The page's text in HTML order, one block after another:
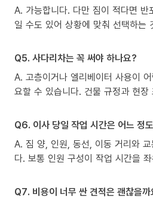
A. 가능합니다. 다만 짐이 적다면 반
일 수도 있어 상황에 맞춰 선택하는
Q5. 사다리차는 꼭 써야 하나요?
A. 고층이거나 엘리베이터 사용이
요할 수 있습니다. 건물 규정과 현장
Q6. 이사 당일 작업 시간은 어느 정
A. 짐 양, 인원, 동선, 이동 거리와
다. 보통 인원 구성이 작업 시간을
Q7. 비용이 너무 싼 견적은 괜찮을까